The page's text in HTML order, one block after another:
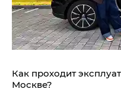
Как проходит
Москве?